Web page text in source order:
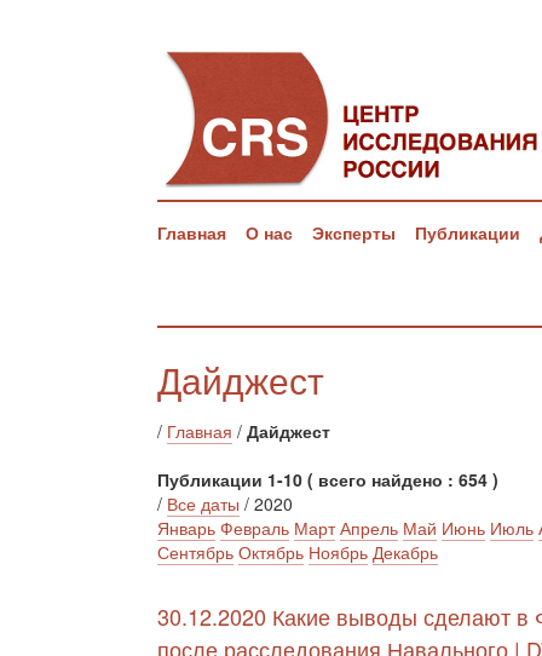
Главная О нас Эксперты Публикации
Дайджест
/ Главная / Дайджест
Публикации 1-10 ( всего найдено : 654 )
/ Все даты / 2020
Январь Февраль Март Апрель Май Июнь Июль
Сентябрь Октябрь Ноябрь Декабрь
30.12.2020 Какие выводы сделают
после расследования Навального |